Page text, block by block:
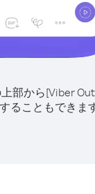
部から[Viber
ることもできま